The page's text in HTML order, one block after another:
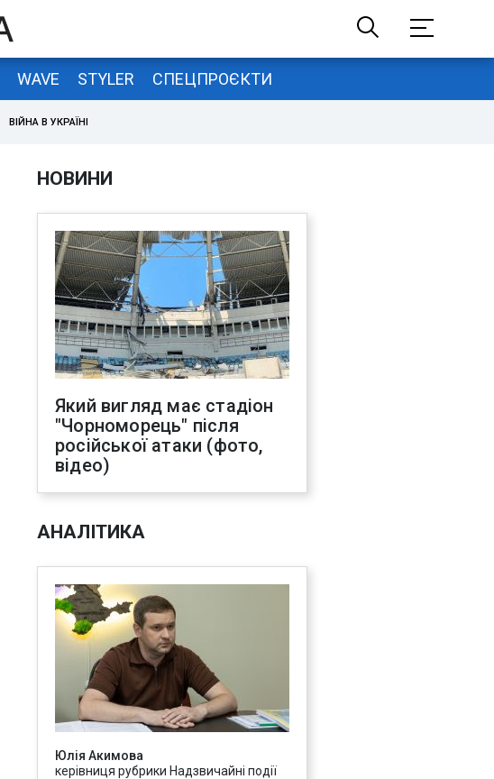
WAVE STYLER СПЕЦПРОЄКТИ
ВІЙНА В УКРАЇНІ
НОВИНИ
Який вигляд має стадіон
"Чорноморець" після
російської атаки (фото,
відео)
АНАЛІТИКА
Юлія Акимова
керівниця рубрики Надзвичайні події